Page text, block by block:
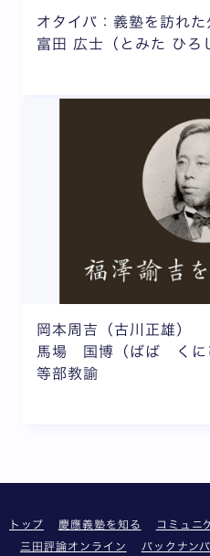
オタイバ：義塾を訪れた
富田 広士（とみた ひろ
岡本周吉（古川正雄）
馬場 国博（ばば くに
等部教諭
トップ 慶應義塾を知る
コミュニ
三田評論オンライン
バックナン